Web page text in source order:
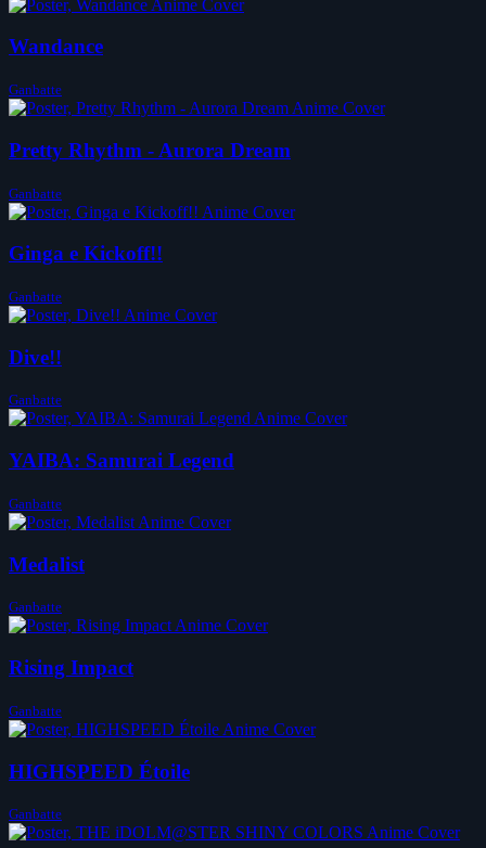
Wandance
Ganbatte
Pretty Rhythm - Aurora Dream
Ganbatte
Ginga e Kickoff!!
Ganbatte
Dive!!
Ganbatte
YAIBA: Samurai Legend
Ganbatte
Medalist
Ganbatte
Rising Impact
Ganbatte
HIGHSPEED Étoile
Ganbatte